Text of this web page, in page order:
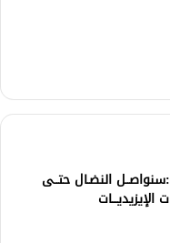
النضـال حتــى